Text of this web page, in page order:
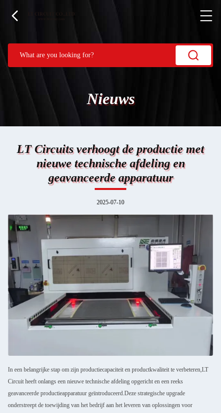
Nieuws
LT Circuits verhoogt de productie met
nieuwe technische afdeling en
geavanceerde apparatuur
2025-07-10
In een belangrijke stap om zijn productiecapaciteit en productkwaliteit te verbeteren,LT
Circuit heeft onlangs een nieuwe technische afdeling opgericht en een reeks
geavanceerde productieapparatuur geïntroduceerd.Deze strategische upgrade
onderstreept de toewijding van het bedrijf aan het leveren van oplossingen voor